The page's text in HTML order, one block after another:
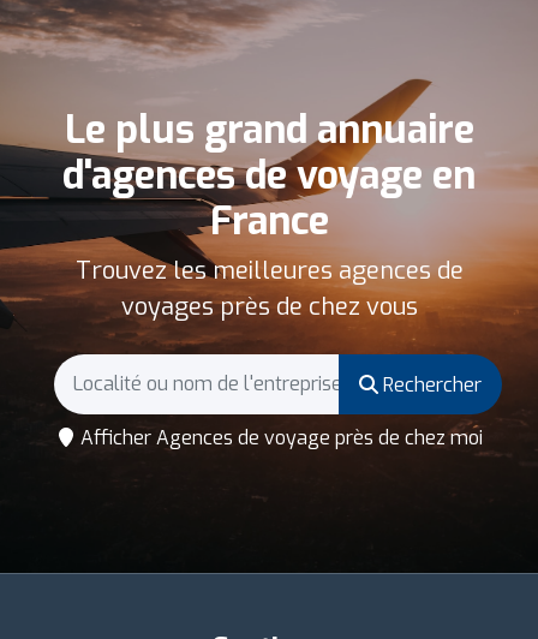
Le plus grand annuaire
d'agences de voyage en
France
Trouvez les meilleures agences de
voyages près de chez vous
Rechercher
Afficher Agences de voyage près de chez moi